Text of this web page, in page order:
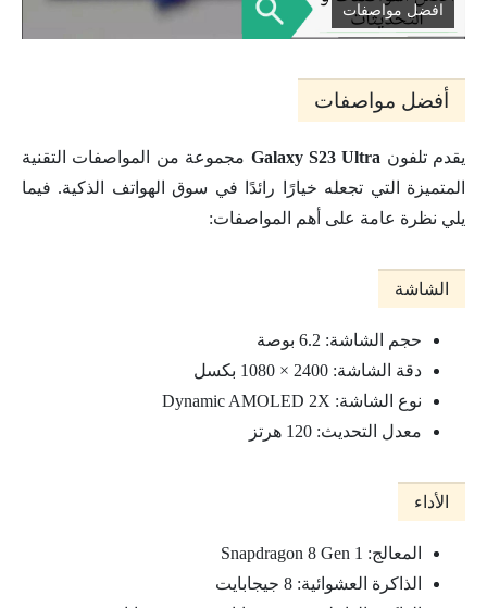
افضل مواصفات
أفضل مواصفات
يقدم تلفون Galaxy S23 Ultra
مجموعة من المواصفات التقنية
المتميزة التي تجعله خيارًا رائدًا في سوق الهواتف الذكية. فيما
يلي نظرة عامة على أهم المواصفات:
الشاشة
حجم الشاشة: 6.2 بوصة
دقة الشاشة: 2400 × 1080 بكسل
نوع الشاشة: Dynamic AMOLED 2X
معدل التحديث: 120 هرتز
الأداء
المعالج: Snapdragon 8 Gen 1
الذاكرة العشوائية: 8 جيجابايت